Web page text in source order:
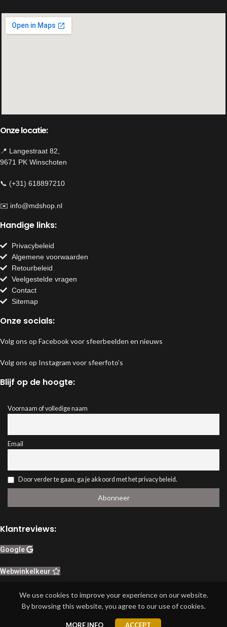
Onze locatie:
📍 Langestraat 82,
9671 PK Winschoten
📞 (+31) 618897210
✉️ info@mdshop.nl
Handige links:
Privacybeleid
Algemene voorwaarden
Retourbeleid
Veelgestelde vragen
Contact
Sitemap
Onze socials:
Volg ons op Facebook voor sfeerbeelden en nieuws
Volg ons op Instagram voor sfeerfoto’s
Blijf op de hoogte:
Voornaam of volledige naam
Email
Door verder te gaan, ga je akkoord met het privacy beleid.
Klantreviews:
Google
Webwinkelkeur
We use cookies to improve your experience on our website.
By browsing this website, you agree to our use of cookies.
MORE INFO ACCEPT